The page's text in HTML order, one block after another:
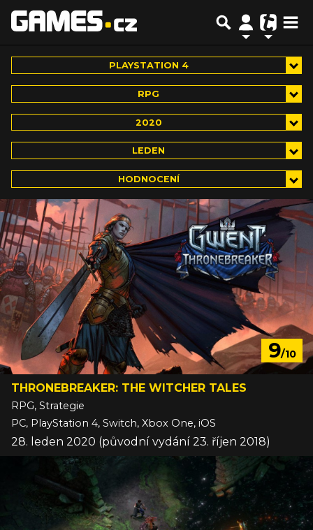
PLAYSTATION 4
RPG
2020
LEDEN
HODNOCENÍ
9/10
THRONEBREAKER: THE WITCHER TALES
RPG, Strategie
PC, PlayStation 4, Switch, Xbox One, iOS
28. leden 2020 (původní vydání 23. říjen 2018)